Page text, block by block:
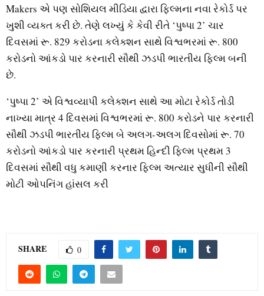
Makers એ પણ સોશિયલ મીડિયા દ્વારા ફિલ્મના નવા રેકોર્ડ પર
ખુશી વ્યક્ત કરી છે. તેણે લખ્યું કે કેવી રીતે ‘પુષ્પા 2’ ચાર
દિવસમાં રૂ. 829 કરોડના કલેક્શન સાથે વિશ્વભરમાં રૂ. 800
કરોડનો આંકડો પાર કરનારી સૌથી ઝડપી ભારતીય ફિલ્મ બની
છે.
‘પુષ્પા 2’ એ વિશ્વવ્યાપી કલેક્શન સાથે આ મોટા રેકોર્ડ તોડી
નાખ્યા માત્ર 4 દિવસમાં વિશ્વભરમાં રૂ. 800 કરોડને પાર કરનારી
સૌથી ઝડપી ભારતીય ફિલ્મ બે અલગ-અલગ દિવસોમાં રૂ. 70
કરોડનો આંકડો પાર કરનારી પ્રથમ હિન્દી ફિલ્મ પ્રથમ 3
દિવસમાં સૌથી વધુ કમાણી કરનાર ફિલ્મ અત્યાર સુધીની સૌથી
મોટી ઓપનિંગ હાંસલ કરી
SHARE 0